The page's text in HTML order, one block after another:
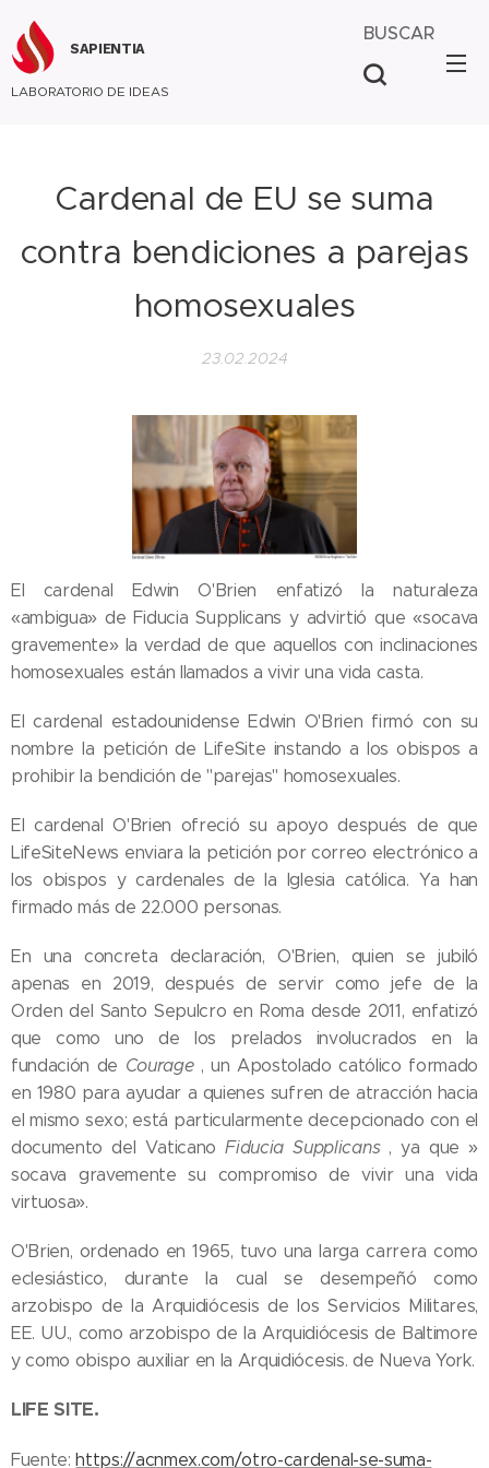
SAPIENTIA
LABORATORIO DE IDEAS
BUSCAR
Cardenal de EU se suma
contra bendiciones a parejas
homosexuales
23.02.2024
El cardenal Edwin O'Brien enfatizó la naturaleza
«ambigua» de Fiducia Supplicans y advirtió que «socava
gravemente» la verdad de que aquellos con inclinaciones
homosexuales están llamados a vivir una vida casta.
El cardenal estadounidense Edwin O'Brien firmó con su
nombre la petición de LifeSite instando a los obispos a
prohibir la bendición de "parejas" homosexuales.
El cardenal O'Brien ofreció su apoyo después de que
LifeSiteNews enviara la petición por correo electrónico a
los obispos y cardenales de la Iglesia católica. Ya han
firmado más de 22.000 personas.
En una concreta declaración, O'Brien, quien se jubiló
apenas en 2019, después de servir como jefe de la
Orden del Santo Sepulcro en Roma desde 2011, enfatizó
que como uno de los prelados involucrados en la
fundación de Courage, un Apostolado católico formado
en 1980 para ayudar a quienes sufren de atracción hacia
el mismo sexo; está particularmente decepcionado con el
documento del VaticanoFiducia Supplicans , ya que »
socava gravemente su compromiso de vivir una vida
virtuosa».
O'Brien, ordenado en 1965, tuvo una larga carrera como
eclesiástico, durante la cual se desempeñó como
arzobispo de la Arquidiócesis de los Servicios Militares,
EE. UU., como arzobispo de la Arquidiócesis de Baltimore
y como obispo auxiliar en la Arquidiócesis. de Nueva York.
LIFE SITE.
Fuente:https://acnmex.com/otro-cardenal-se-suma-
07.08.2026
asistido